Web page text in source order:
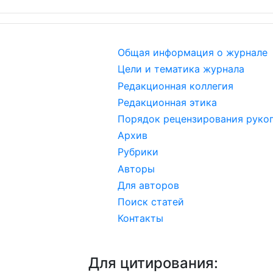
Общая информация о журнале
Цели и тематика журнала
Редакционная коллегия
Редакционная этика
Порядок рецензирования
Архив
Рубрики
Авторы
Для авторов
Поиск статей
Контакты
Для цитирования: